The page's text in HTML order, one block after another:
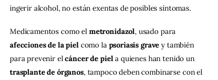
ingerir alcohol, no están exentas de posibles síntomas.
Medicamentos como el metronidazol, usado para
afecciones de la piel como la psoriasis grave y también
para prevenir el cáncer de piel a quienes han tenido un
trasplante de órganos, tampoco deben combinarse con el